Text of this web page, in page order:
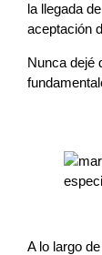
la llegada
aceptación
Nunca dejé
A lo largo